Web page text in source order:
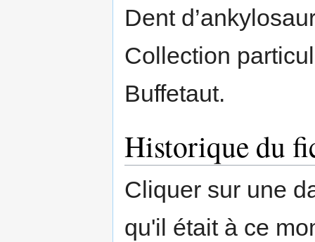
Dent
Collection
Buffetaut.
Historique du
Cliquer sur une
qu'il était à ce